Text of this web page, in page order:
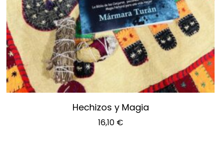
Hechizos y Magia
16,10 €